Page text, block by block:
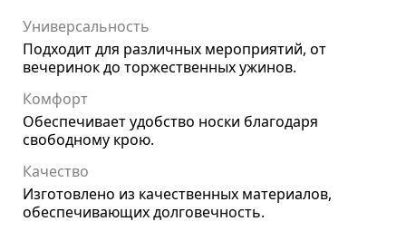
Универсальность
Подходит для различных мероприятий, от
вечеринок до торжественных ужинов.
Комфорт
Обеспечивает удобство носки благодаря
свободному крою.
Качество
Изготовлено из качественных материалов,
обеспечивающих долговечность.